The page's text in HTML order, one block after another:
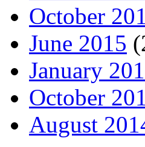
October
June 2015
January
October
August